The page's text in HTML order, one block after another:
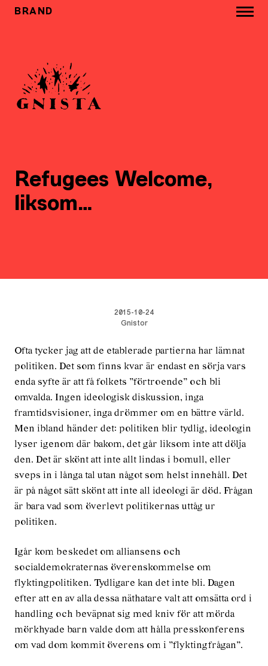
BRAND
Refugees Welcome,
liksom…
2015-10-24
Gnistor
Ofta tycker jag att de etablerade partierna har lämnat
politiken. Det som finns kvar är endast en sörja vars
enda syfte är att få folkets ”förtroende” och bli
omvalda. Ingen ideologisk diskussion, inga
framtidsvisioner, inga drömmer om en bättre värld.
Men ibland händer det: politiken blir tydlig, ideologin
lyser igenom där bakom, det går liksom inte att dölja
den. Det är skönt att inte allt lindas i bomull, eller
sveps in i långa tal utan något som helst innehåll. Det
är på något sätt skönt att inte all ideologi är död. Frågan
är bara vad som överlevt politikernas uttåg ur
politiken.
Igår kom beskedet om alliansens och
socialdemokraternas överenskommelse om
flyktingpolitiken. Tydligare kan det inte bli. Dagen
efter att en av alla dessa näthatare valt att omsätta ord i
handling och beväpnat sig med kniv för att mörda
mörkhyade barn valde dom att hålla presskonferens
om vad dom kommit överens om i ”flyktingfrågan”.